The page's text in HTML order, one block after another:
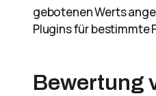
gebotenen Werts
Plugins für bestimmte
Bewertung